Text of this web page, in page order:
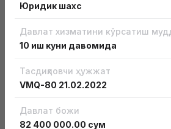
Бизнесга лицензиясиз
Бизнесни лицензиясиз ва рухсат
эга ҳужжатсиз бошланг
Юридик шахс
Давлат хизматини кўрсатиш
10 иш куни давомида
Тасдиқловчи ҳужжат
VMQ-80 21.02.2022
Давлат божи
82 400 000.00 сум